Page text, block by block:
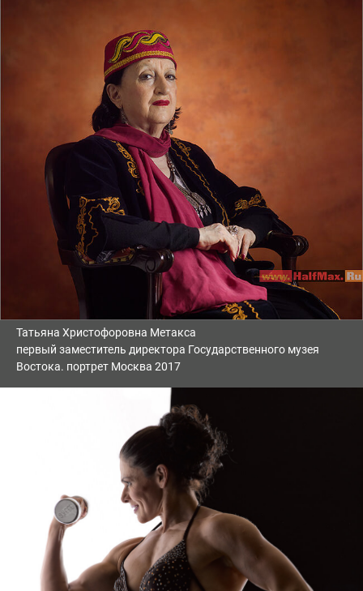
Татьяна Христофоровна Метакса
первый заместитель директора Государственного музея
Востока. портрет Москва 2017